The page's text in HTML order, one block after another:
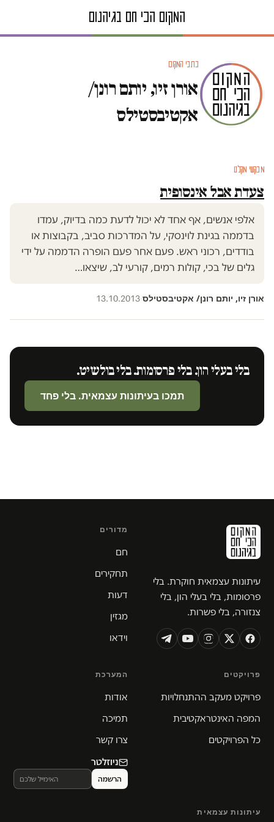
כתבי המקום
אורן זיו, יותם רונן/
אקטיבסטילס
מבקשי מקלט
מבקשי מקלט
צעדת אבל אינסופית
אלפי אנשים, אף אחד לא יכול לדעת כמה בדיוק, עמדו
בדממה בגינת לוינסקי, על המדרכות סביב, בקבוצות או
בודדים, רכוני ראש. פעם אחר פעם הופרה הדממה על ידי
גלים של בכי, קולות רמים, קורעי לב, שיצאו…
אורן זיו, יותם רונן/ אקטיבסטילס·
13.10.2013
בלי בעלי הון. בלי פרסומות. בלי בולשיט.
תמכו בעיתונות עצמאית. בלי פחד
עיתונות עצמאית חוקרת. בלי
פרסומות, בלי בעלי הון, בלי
צנזורה, בלי פשרות.
מדורים
חם
תחקירים
דעות
מגזין
וידאו
פרויקטים
פרויקט מעקב ההתנחלויות
המפה האינטראקטיבית
כל הפרויקטים
המערכת
אודות
תמיכה
צרו קשר
ניוזלטר
עיתונות עצמאית